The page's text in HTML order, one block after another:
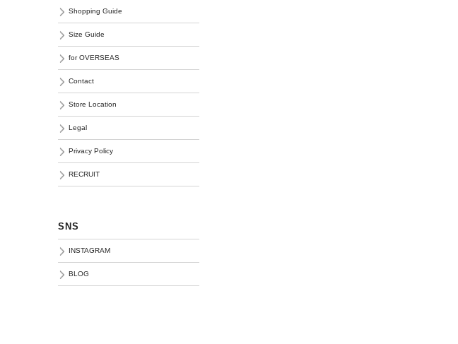
Shopping Guide
Size Guide
for OVERSEAS
Contact
Store Location
Legal
Privacy Policy
RECRUIT
SNS
INSTAGRAM
BLOG